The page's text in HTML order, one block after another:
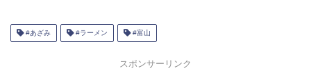
#あざみ #ラーメン #富山
スポンサーリンク